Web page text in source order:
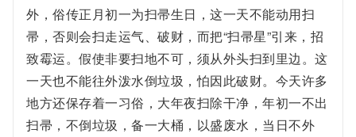
外，俗传正月初一为扫帚生日，这一天不能动用扫
帚，否则会扫走运气、破财，而把“扫帚星”引来，招
致霉运。假使非要扫地不可，须从外头扫到里边。这
一天也不能往外泼水倒垃圾，怕因此破财。今天许多
地方还保存着一习俗，大年夜扫除干净，年初一不出
扫帚，不倒垃圾，备一大桶，以盛废水，当日不外